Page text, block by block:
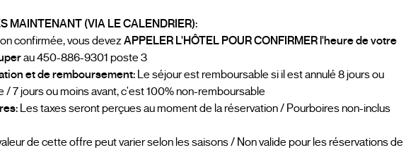
MAINTENANT (VIA LE CALENDRIER):
confirmée, vous devezAPPELER L'HÔTEL POUR CONFIRMER l'heure de votre
au 450-886-9301 poste 3
et de remboursement: Le séjour est remboursable si il est annulé 8 jours ou
/ 7 jours ou moins avant, c'est 100% non-remboursable
Les taxes seront perçues au moment de la réservation / Pourboires non-inclus
de cette offre peut varier selon les saisons / Non valide pour les réservations de